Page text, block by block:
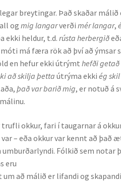
breytingar. Það skaðar
ogmig langarverðimér langar,
ekki heldur, t.d.rústa herbergið
móti má færa rök að því að
en hefur ekki útrýmthefði getað
að skilja þettaútrýma ekkiég
það var barið mig, er notuð á
okkur, fari í taugarnar á
– eða okkur var kennt að það
umburðarlyndi. Fólkið sem
eru
að málið er lifandi og